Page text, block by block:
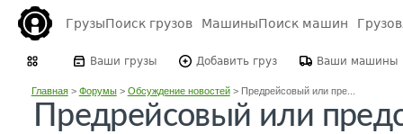
ГрузыПоиск грузов МашиныПоиск машин
Ваши грузы Добавить груз Ваши машины
Главная> Форумы> Обсуждение новостей> Предрейсовый или пре...
Предрейсовый или